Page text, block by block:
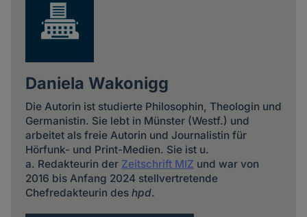
Daniela Wakonigg
Die Autorin ist studierte Philosophin, Theologin und
Germanistin. Sie lebt in Münster (Westf.) und
arbeitet als freie Autorin und Journalistin für
Hörfunk- und Print-Medien. Sie ist u.
a. Redakteurin der Zeitschrift MIZ und war von
2016 bis Anfang 2024 stellvertretende
Chefredakteurin des hpd.